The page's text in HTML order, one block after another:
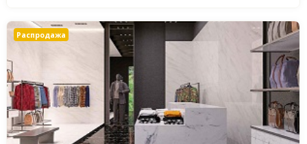
Распродажа